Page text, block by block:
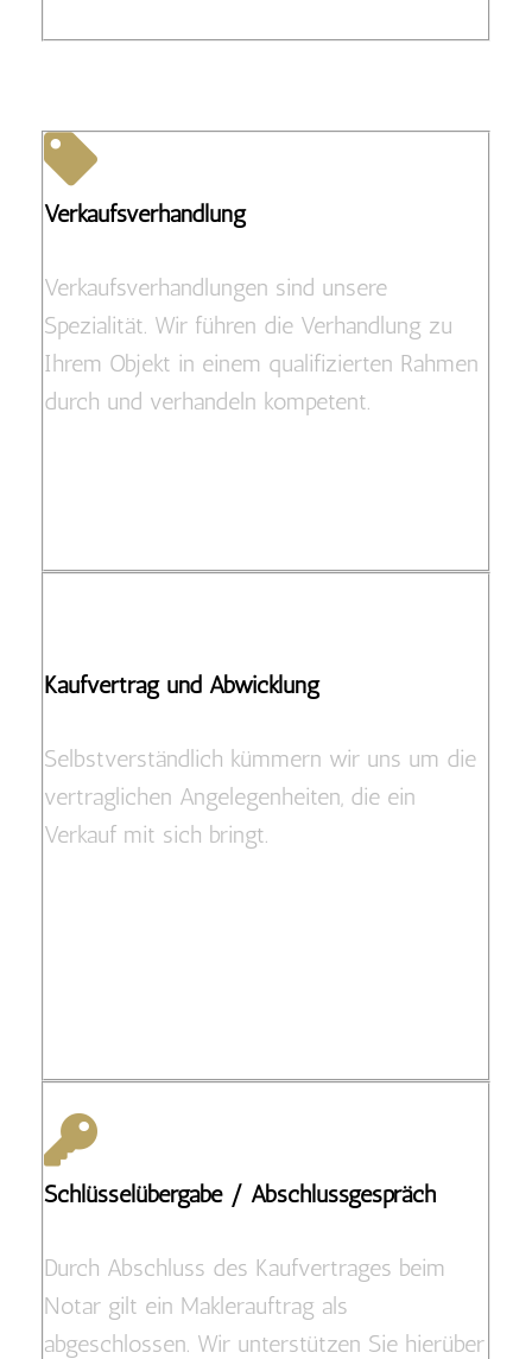
Verkaufsverhandlung
Verkaufsverhandlungen sind unsere
Spezialität. Wir führen die Verhandlung zu
Ihrem Objekt in einem qualifizierten Rahmen
durch und verhandeln kompetent.
Kaufvertrag und Abwicklung
Selbstverständlich kümmern wir uns um die
vertraglichen Angelegenheiten, die ein
Verkauf mit sich bringt.
Schlüsselübergabe / Abschlussgespräch
Durch Abschluss des Kaufvertrages beim
Notar gilt ein Maklerauftrag als
abgeschlossen. Wir unterstützen Sie hierüber